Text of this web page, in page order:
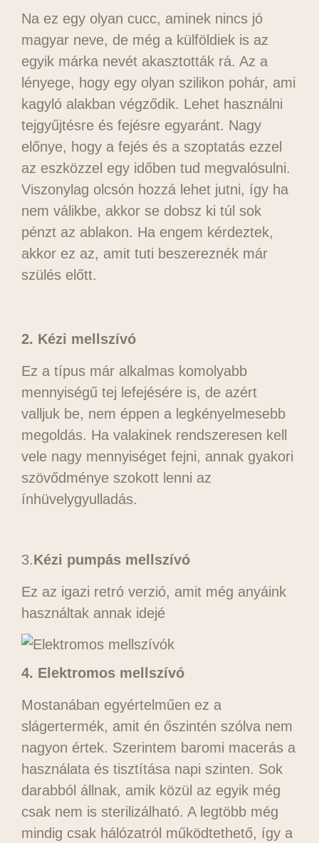
Na ez egy olyan cucc, aminek nincs jó
magyar neve, de még a külföldiek is az
egyik márka nevét akasztották rá. Az a
lényege, hogy egy olyan szilikon pohár, ami
kagyló alakban végződik. Lehet használni
tejgyűjtésre és fejésre egyaránt. Nagy
előnye, hogy a fejés és a szoptatás ezzel
az eszközzel egy időben tud megvalósulni.
Viszonylag olcsón hozzá lehet jutni, így ha
nem válikbe, akkor se dobsz ki túl sok
pénzt az ablakon. Ha engem kérdeztek,
akkor ez az, amit tuti beszereznék már
szülés előtt.
2. Kézi mellszívó
Ez a típus már alkalmas komolyabb
mennyiségű tej lefejésére is, de azért
valljuk be, nem éppen a legkényelmesebb
megoldás. Ha valakinek rendszeresen kell
vele nagy mennyiséget fejni, annak gyakori
szövődménye szokott lenni az
ínhüvelygyulladás.
3.Kézi pumpás mellszívó
Ez az igazi retró verzió, amit még anyáink
használtak annak idejé
4. Elektromos mellszívó
Mostanában egyértelműen ez a
slágertermék, amit én őszintén szólva nem
nagyon értek. Szerintem baromi macerás a
használata és tisztítása napi szinten. Sok
darabból állnak, amik közül az egyik még
csak nem is sterilizálható. A legtöbb még
mindig csak hálózatról működtethető, így a